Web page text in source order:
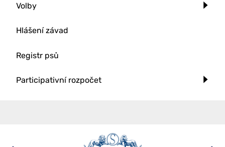
Volby
Hlášení závad
Registr psů
Participativní rozpočet